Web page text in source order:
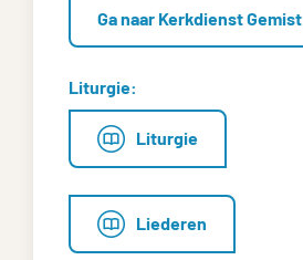
Ga naar Kerkdienst Gemist
Liturgie:
Liturgie
Liederen